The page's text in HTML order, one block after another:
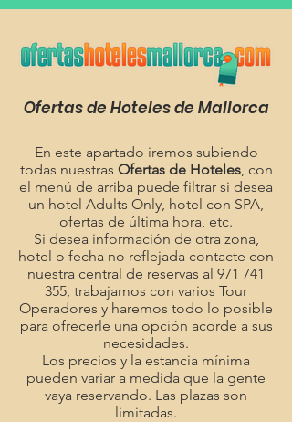
Ofertas de Hoteles de Mallorca
En este apartado iremos subiendo
todas nuestras Ofertas de Hoteles, con
el menú de arriba puede filtrar si desea
un hotel Adults Only, hotel con SPA,
ofertas de última hora, etc.
Si desea información de otra zona,
hotel o fecha no reflejada contacte con
nuestra central de reservas al 971 741
355, trabajamos con varios Tour
Operadores y haremos todo lo posible
para ofrecerle una opción acorde a sus
necesidades.
Los precios y la estancia mínima
pueden variar a medida que la gente
vaya reservando. Las plazas son
limitadas.